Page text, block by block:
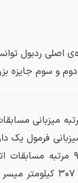
اصلی ردبول
و سوم جایزه
میزبانی
کیلومتر با ۶۳